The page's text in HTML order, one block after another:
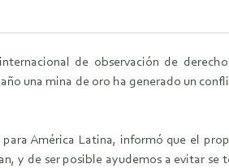
de observación de
una mina de oro ha generado un
América Latina, informó que el
y de ser posible ayudemos a evitar se